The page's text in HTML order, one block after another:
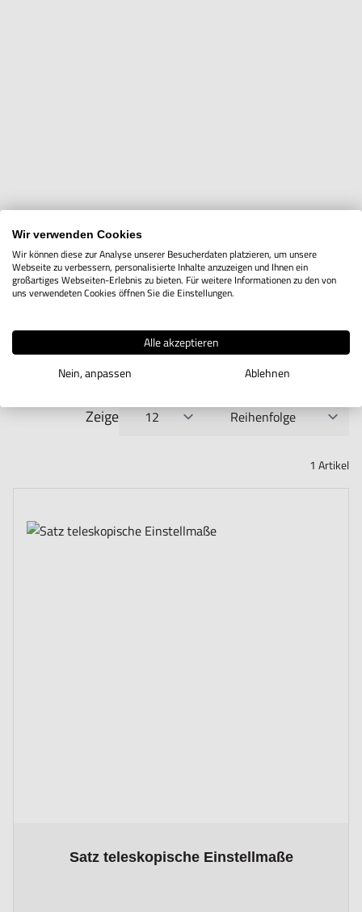
Einkaufsoptionen
1 Artikel
Zeige
pro Seite Sortieren nach
Satz teleskopische Einstellmaße
The price depends on the options chosen on the product page
Wir verwenden Cookies
Wir können diese zur Analyse unserer Besucherdaten platzieren, um unsere
Webseite zu verbessern, personalisierte Inhalte anzuzeigen und Ihnen ein
großartiges Webseiten-Erlebnis zu bieten. Für weitere Informationen zu den von
uns verwendeten Cookies öffnen Sie die Einstellungen.
Alle akzeptieren
Nein, anpassen
Ablehnen